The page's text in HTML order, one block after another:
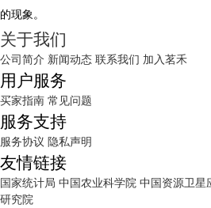
的现象。
关于我们
公司简介 新闻动态 联系我们 加入茗禾
用户服务
买家指南 常见问题
服务支持
服务协议 隐私声明
友情链接
国家统计局 中国农业科学院 中国资源卫星
研究院